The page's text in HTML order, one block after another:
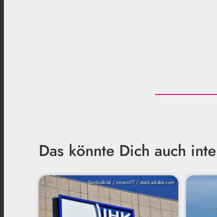
Das könnte Dich auch
Symbolbild / nmann77 / stock.adobe.com